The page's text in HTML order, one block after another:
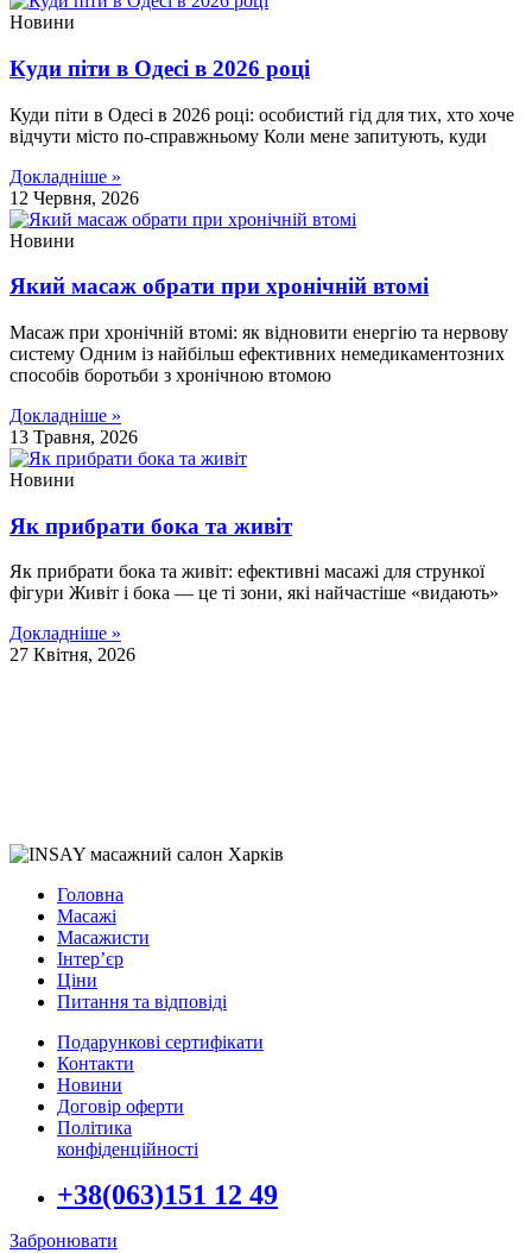
Новини
Куди піти в Одесі в 2026 році
Куди піти в Одесі в 2026 році: особистий гід для тих, хто хоче
відчути місто по-справжньому Коли мене запитують, куди
Докладніше »
12 Червня, 2026
Новини
Який масаж обрати при хронічній втомі
Масаж при хронічній втомі: як відновити енергію та нервову
систему Одним із найбільш ефективних немедикаментозних
способів боротьби з хронічною втомою
Докладніше »
13 Травня, 2026
Новини
Як прибрати бока та живіт
Як прибрати бока та живіт: ефективні масажі для стрункої
фігури Живіт і бока — це ті зони, які найчастіше «видають»
Докладніше »
27 Квітня, 2026
Головна
Масажі
Масажисти
Інтер’єр
Ціни
Питання та відповіді
Подарункові сертифікати
Контакти
Новини
Договір оферти
Політика
конфіденційності
+38(063)151 12 49
Забронювати